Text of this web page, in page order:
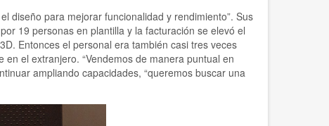
diseño para mejorar funcionalidad y rendimiento”. Sus
19 personas en plantilla y la facturación se elevó el
Entonces el personal era también casi tres veces
el extranjero. “Vendemos de manera puntual en
ampliando capacidades, “queremos buscar una